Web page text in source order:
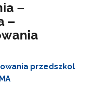
–
–
przedszkol